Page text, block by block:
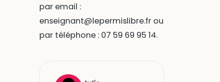
par email :
enseignant@lepermislibre.fr ou
par téléphone : 07 59 69 95 14.